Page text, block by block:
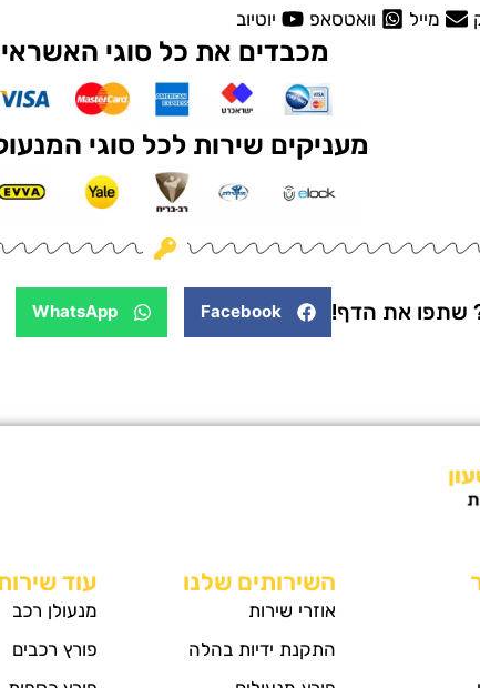
מייל וואטסאפ יוטיוב
מכבדים את כל סוגי האשראי
מעניקים שירות לכל סוגי
Facebook
WhatsApp שתפו את הדף!
השירותים שלנו
אוזרי שירות
התקנת ידיות בהלה
עוד
מנעולן רכב
פורץ רכבים